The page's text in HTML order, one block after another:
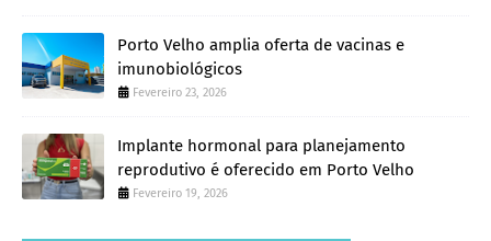
Porto Velho amplia oferta de vacinas e
imunobiológicos
Fevereiro 23, 2026
Implante hormonal para planejamento
reprodutivo é oferecido em Porto Velho
Fevereiro 19, 2026